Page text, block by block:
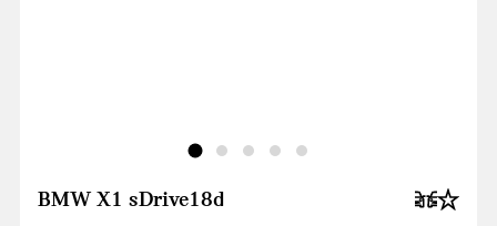
BMW X1 sDrive18d